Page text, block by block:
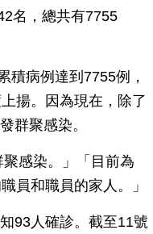
名，總共有7755
積病例達到7755例，
揚。因為現在，除了
群聚感染。
感染。」「目前為
員和職員的家人。」
93人確診。截至11號